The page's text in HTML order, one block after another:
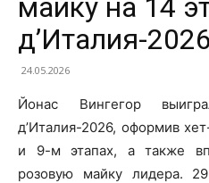
майку на 14
д’Италия-2026
24.05.2026
Йонас Вингегор
д’Италия-2026, оформив
и 9-м этапах, а также
розовую майку лидера.